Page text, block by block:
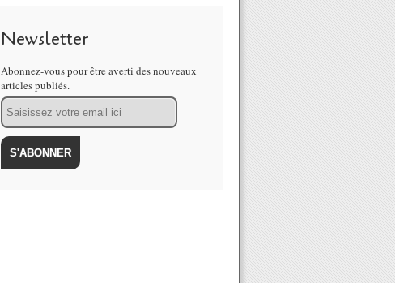
Newsletter
Abonnez-vous pour être averti des nouveaux
articles publiés.
Email